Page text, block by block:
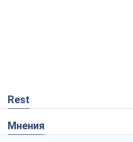
Rest
Мнения